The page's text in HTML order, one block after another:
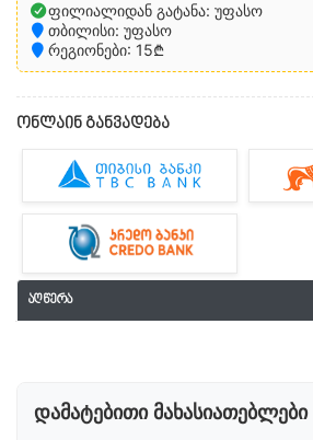
ფილიალიდან გატანა: უფასო
თბილისი: უფასო
რეგიონები: 15₾
ონლაინ განვადება
აღწერა
დამატებითი მახასიათებლები